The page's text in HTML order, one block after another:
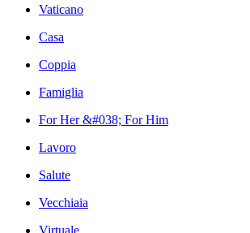
Vaticano
Casa
Coppia
Famiglia
For Her &#038; For Him
Lavoro
Salute
Vecchiaia
Virtuale